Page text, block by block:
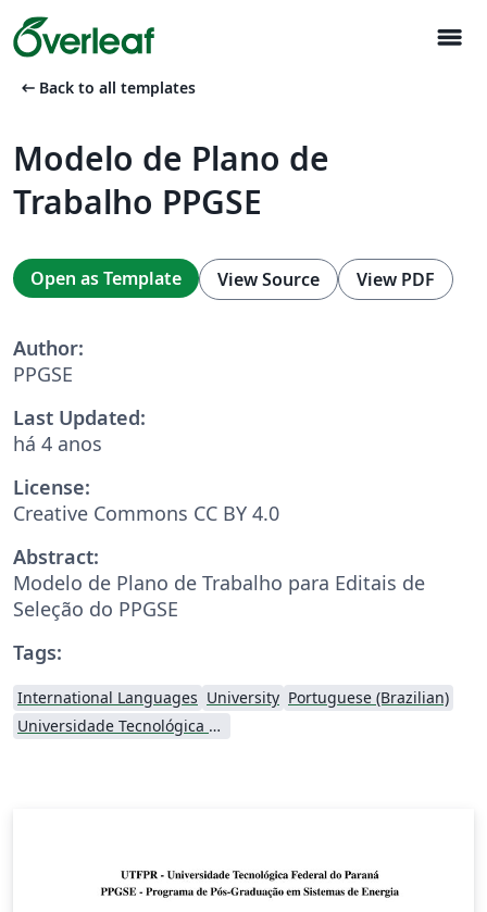
menu
arrow_left_alt Back to all templates
Modelo de Plano de
Trabalho PPGSE
Open as Template View Source View PDF
Author:
PPGSE
Last Updated:
há 4 anos
License:
Creative Commons CC BY 4.0
Abstract:
Modelo de Plano de Trabalho para Editais de
Seleção do PPGSE
Tags:
International Languages University Portuguese (Brazilian)
Universidade Tecnológica Federal do Paraná (UTFPR)